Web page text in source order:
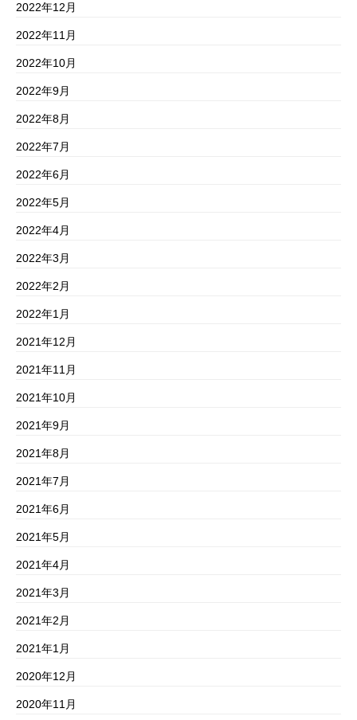
2022年12月
2022年11月
2022年10月
2022年9月
2022年8月
2022年7月
2022年6月
2022年5月
2022年4月
2022年3月
2022年2月
2022年1月
2021年12月
2021年11月
2021年10月
2021年9月
2021年8月
2021年7月
2021年6月
2021年5月
2021年4月
2021年3月
2021年2月
2021年1月
2020年12月
2020年11月